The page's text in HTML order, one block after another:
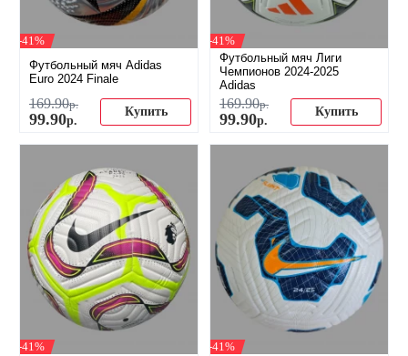
-41%
Футбольный мяч Adidas
Euro 2024 Finale
169.90р.
99.90р.
Купить
-41%
Футбольный мяч Лиги
Чемпионов 2024-2025
Adidas
169.90р.
99.90р.
Купить
-41%
-41%